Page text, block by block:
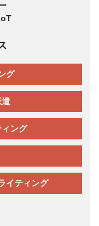
グ
遣
ィング
イティング